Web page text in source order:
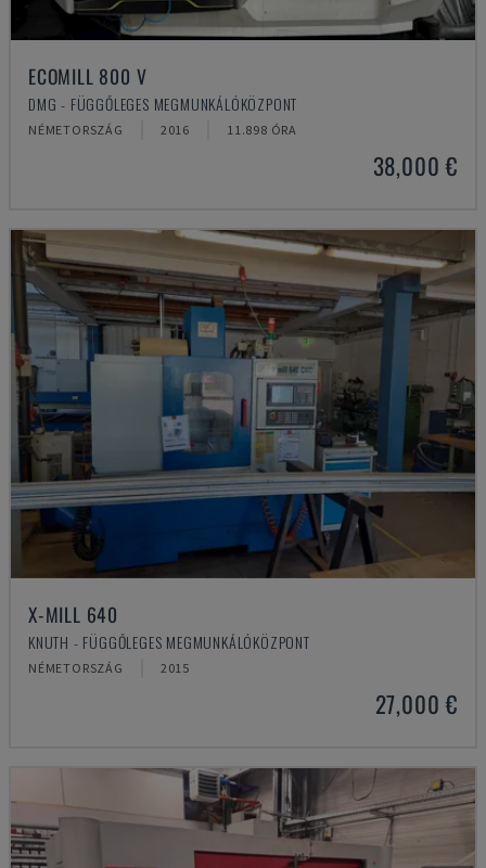
ECOMILL 800 V
DMG - FÜGGŐLEGES MEGMUNKÁLÓKÖZPONT
NÉMETORSZÁG 2016 11.898 ÓRA
38,000 €
X-MILL 640
KNUTH - FÜGGŐLEGES MEGMUNKÁLÓKÖZPONT
NÉMETORSZÁG 2015
27,000 €